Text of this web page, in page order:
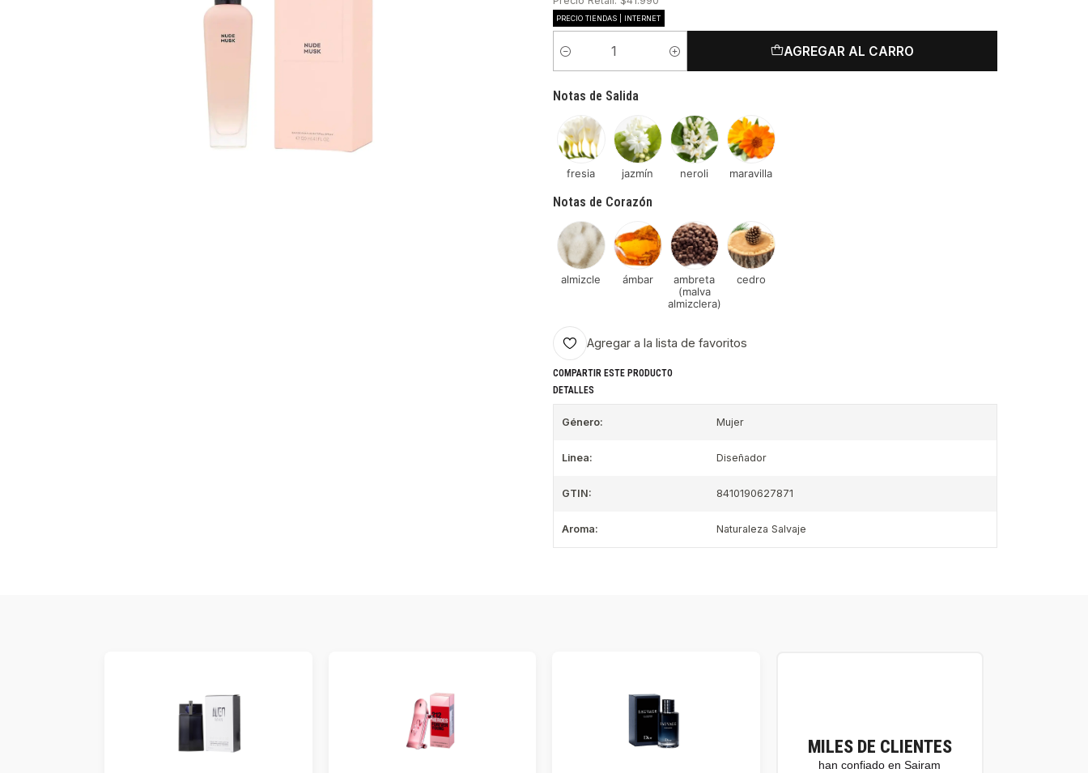
PRECIO TIENDAS | INTERNET
Cantidad
AGREGAR AL CARRO
Notas de Salida
fresia jazmín neroli maravilla
Notas de Corazón
almizcle ámbar
ambreta
(malva
almizclera)
cedro
Agregar a la lista de favoritos
COMPARTIR ESTE PRODUCTO
DETALLES
Género: Mujer
Linea: Diseñador
GTIN: 8410190627871
Aroma: Naturaleza Salvaje
MILES DE CLIENTES
han confiado en Sairam